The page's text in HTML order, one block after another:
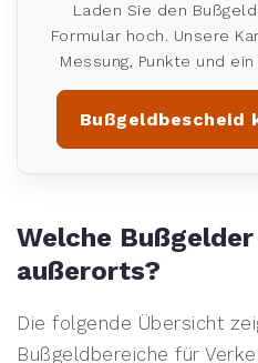
Laden Sie den
Formular hoch. Unsere
Messung, Punkte und
Bußgeldbescheid
Welche
außerorts?
Die folgende Übersicht
Bußgeldbereiche für